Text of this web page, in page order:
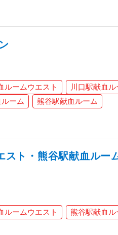
ルームウエスト
川口駅献血ル
ーム
熊谷駅献血ルーム
ト・熊谷駅献血ルー
ルームウエスト
熊谷駅献血ル